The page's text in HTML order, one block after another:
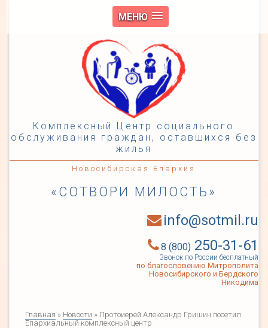
МЕНЮ
Комплексный Центр социального
обслуживания граждан, оставшихся без
жилья
Новосибирская Епархия
«СОТВОРИ МИЛОСТЬ»
info@sotmil.ru
8 (800)250-31-61
Звонок по России бесплатный
по благословению Митрополита
Новосибирского и Бердского
Никодима
Главная » Новости » Протоиерей Александр Гришин посетил
Епархиальный комплексный центр